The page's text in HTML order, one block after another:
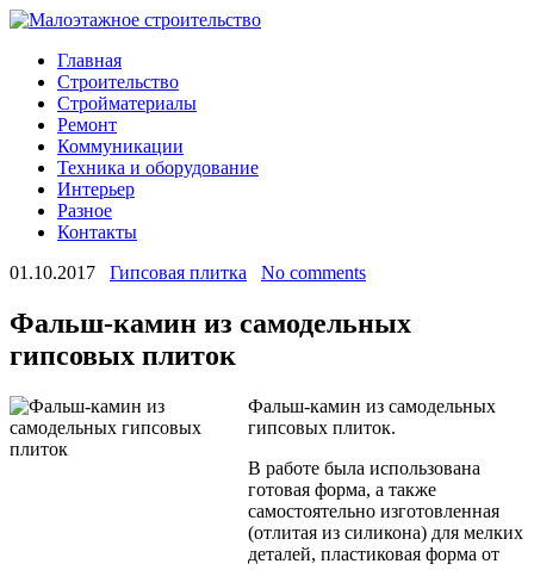
Главная
Строительство
Стройматериалы
Ремонт
Коммуникации
Техника и оборудование
Интерьер
Разное
Контакты
01.10.2017
Гипсовая плитка No comments
Фальш-камин из самодельных
гипсовых плиток
Фальш-камин из самодельных
гипсовых плиток.
В работе была использована
готовая форма, а также
самостоятельно изготовленная
(отлитая из силикона) для мелких
деталей, пластиковая форма от